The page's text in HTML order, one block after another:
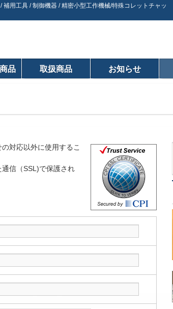
用工具 / 制御機器 / 精密小型工作機械/特殊コレットチャッ
品 取扱商品 お知らせ
対応以外に使用するこ
信（SSL)で保護され